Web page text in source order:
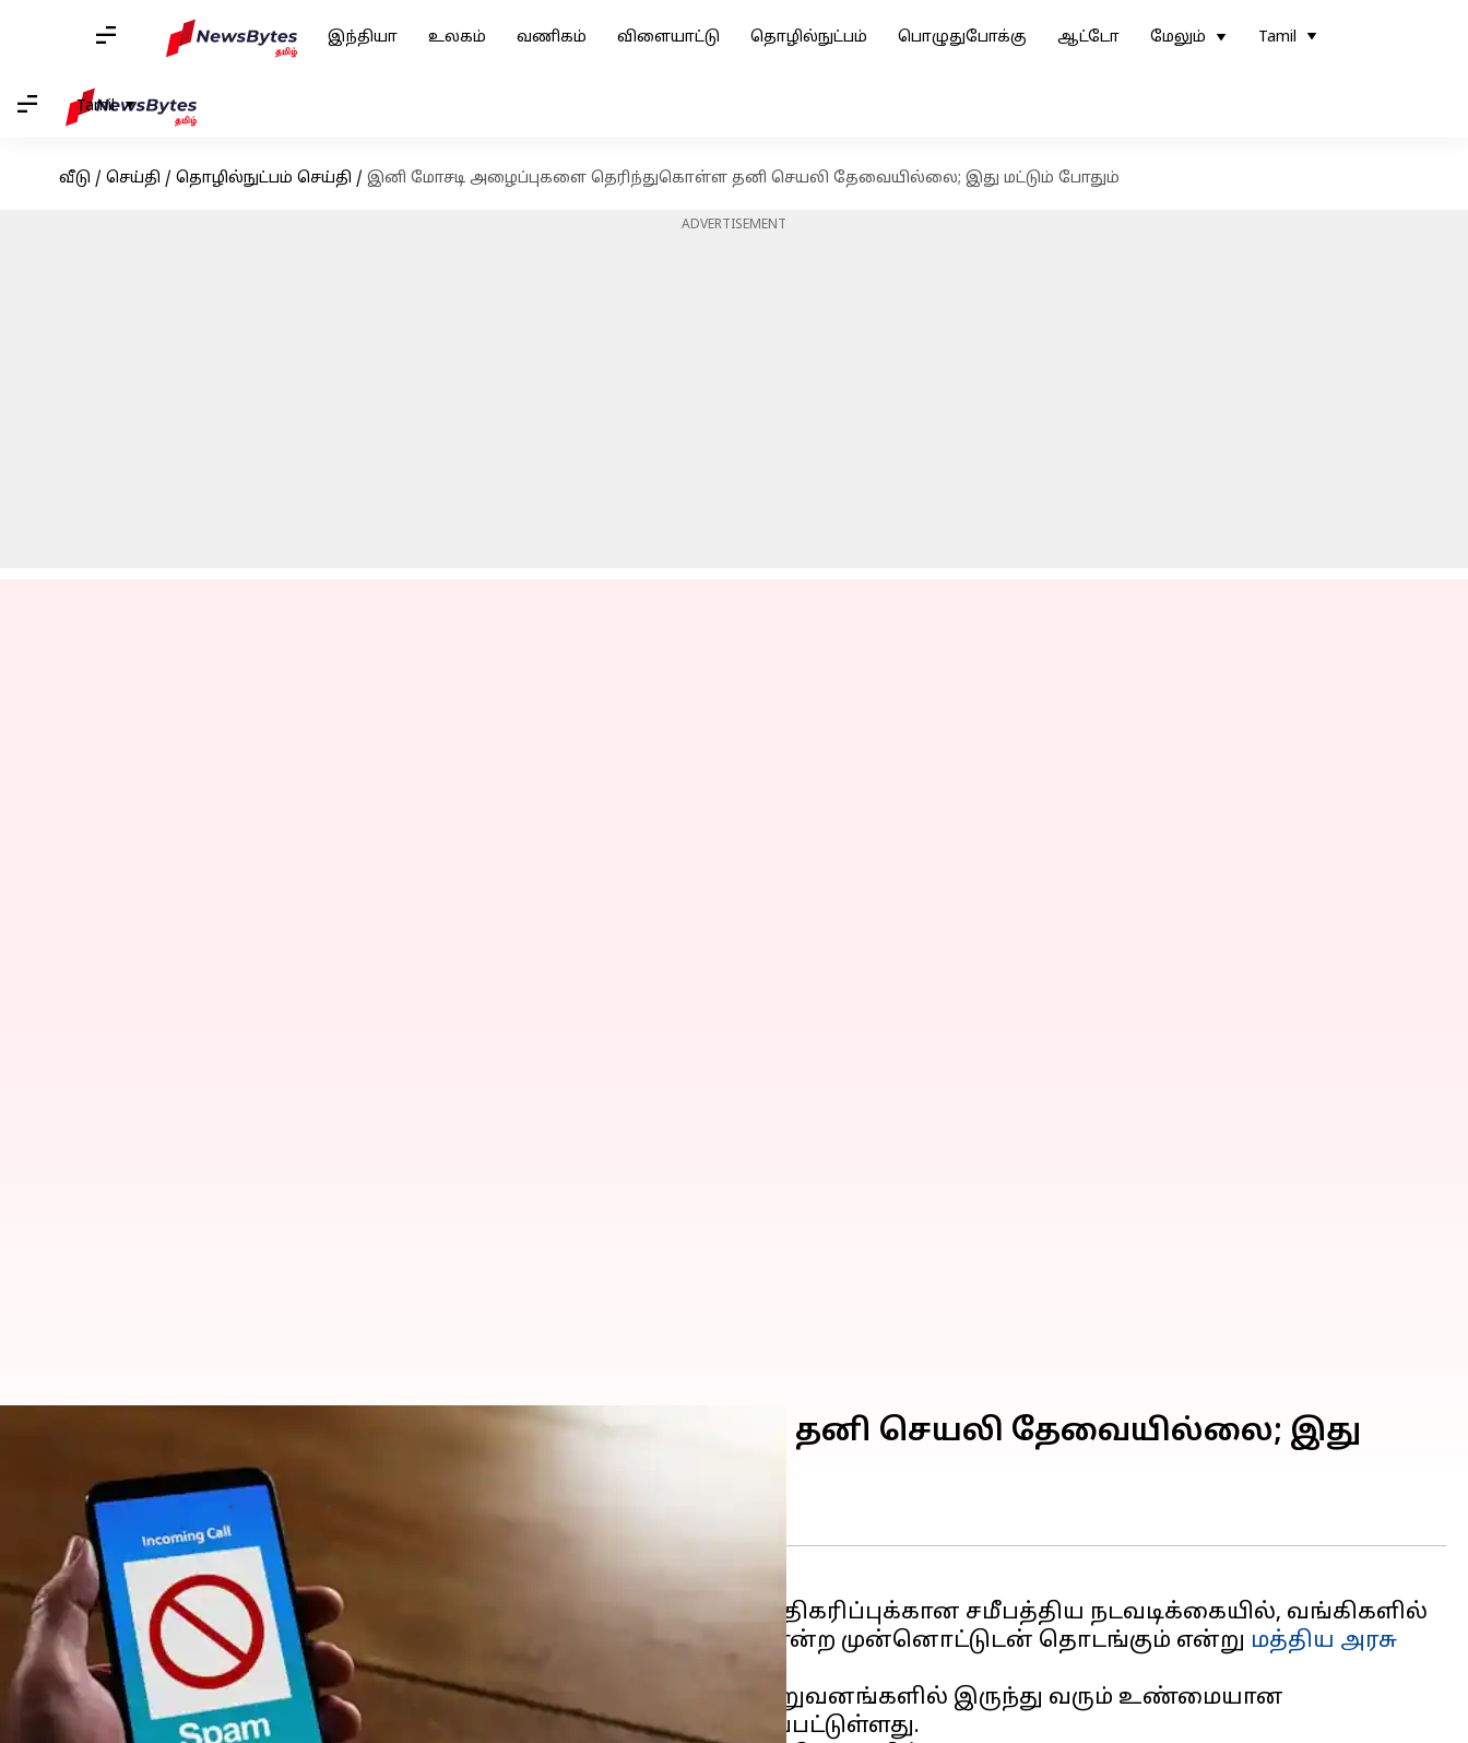
இந்தியா உலகம் வணிகம் விளையாட்டு தொழில்நுட்பம் பொழுதுபோக்கு ஆட்டோ மேலும் Tamil
Tamil
வீடு / செய்தி / தொழில்நுட்பம் செய்தி / இனி மோசடி அழைப்புகளை தெரிந்துகொள்ள தனி செயலி தேவையில்லை; இது மட்டும் போதும்
ADVERTISEMENT
இனி மோசடி அழைப்புகளை தெரிந்துகொள்ள தனி செயலி தேவையில்லை; இது
மட்டும் போதும்
எழுதியவர் Sekar Chinnappan Nov 07, 2024
செய்தி முன்னோட்டம்
அதிகரித்து வரும் அழைப்பு தொடர்பான மோசடிகள் தொடர்பான அதிகரிப்புக்கான சமீபத்திய நடவடிக்கையில், வங்கிகளில்
இருந்து வரும் அனைத்து அதிகாரப்பூர்வ அழைப்புகளும் இனி 160 என்ற முன்னொட்டுடன் தொடங்கும் என்று மத்திய அரசு
அறிவித்துள்ளது.
இந்த குறிப்பிடத்தக்க மாற்றம், குடிமக்கள் வங்கிகள் மற்றும்
நிறுவனங்களில் இருந்து வரும் உண்மையான
அழைப்புகளை அடையாளம் காண உதவும் வகையில் வடிவமைக்கப்பட்டுள்ளது.